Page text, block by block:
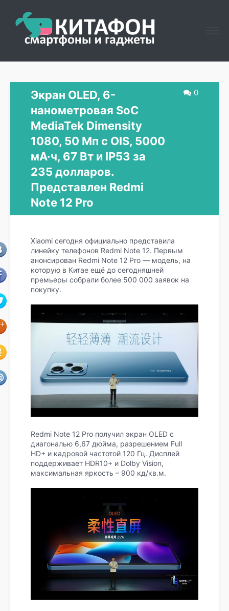
0
Экран OLED, 6-
нанометровая SoC
MediaTek Dimensity
1080, 50 Мп с OIS, 5000
мА·ч, 67 Вт и IP53 за
235 долларов.
Представлен Redmi
Note 12 Pro
Xiaomi сегодня официально представила
линейку телефонов Redmi Note 12. Первым
анонсирован Redmi Note 12 Pro — модель, на
которую в Китае ещё до сегодняшней
премьеры собрали более 500 000 заявок на
покупку.
Redmi Note 12 Pro получил экран OLED с
диагональю 6,67 дюйма, разрешением Full
HD+ и кадровой частотой 120 Гц. Дисплей
поддерживает HDR10+ и Dolby Vision,
максимальная яркость – 900 кд/кв.м.